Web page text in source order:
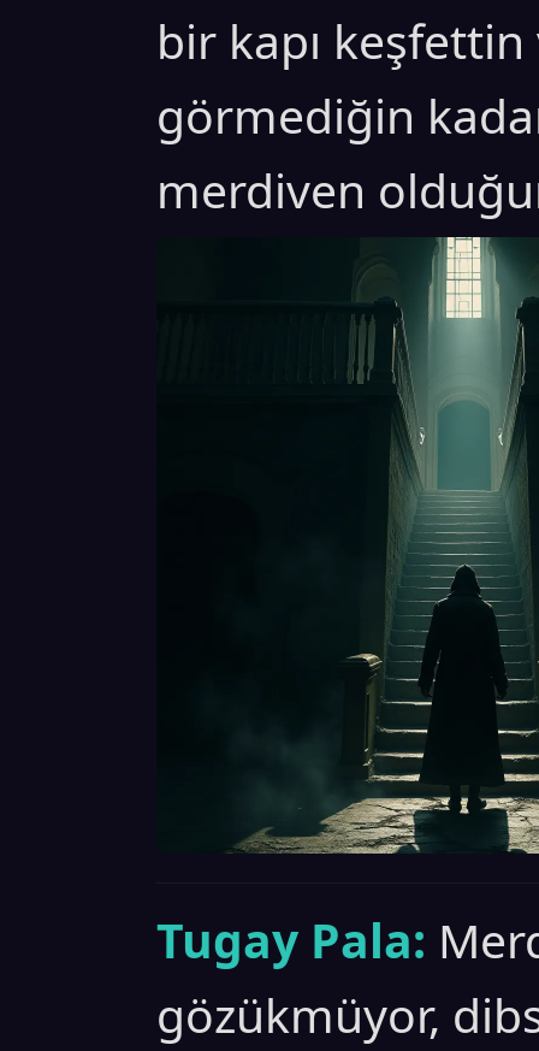
bir kapı keşfettin
görmediğin
merdiven
Tugay Pala:
gözükmüyor,